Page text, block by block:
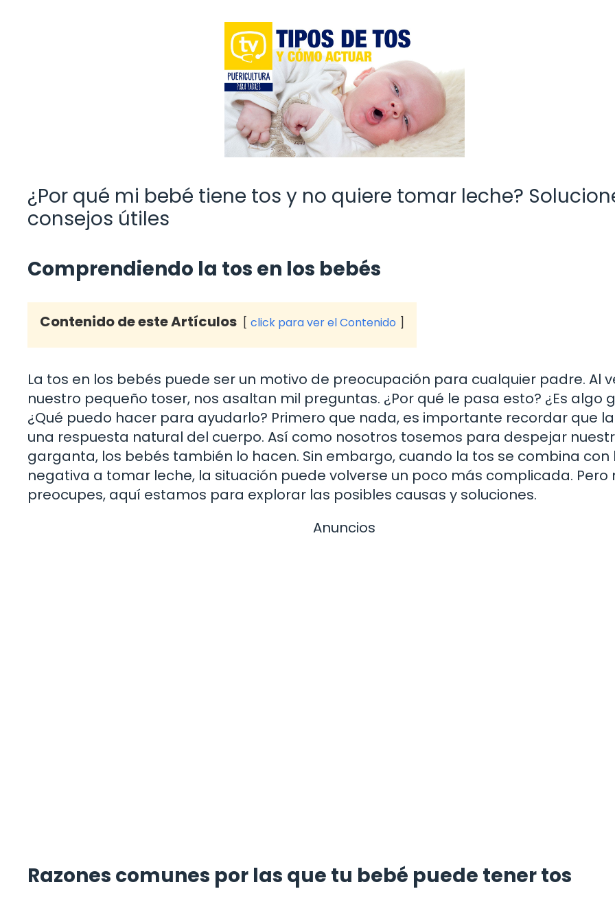
¿Por qué mi bebé tiene tos y no quiere tomar leche?
consejos útiles
Comprendiendo la tos en los bebés
Contenido de este Artículos click para ver el Contenido
La tos en los bebés puede ser un motivo de preocupación para cualquier padre. Al
nuestro pequeño toser, nos asaltan mil preguntas. ¿Por qué le pasa esto? ¿Es algo
¿Qué puedo hacer para ayudarlo? Primero que nada, es importante recordar que
una respuesta natural del cuerpo. Así como nosotros tosemos para despejar
garganta, los bebés también lo hacen. Sin embargo, cuando la tos se combina con
negativa a tomar leche, la situación puede volverse un poco más complicada. Pero
preocupes, aquí estamos para explorar las posibles causas y soluciones.
Anuncios
Razones comunes por las que tu bebé puede tener tos